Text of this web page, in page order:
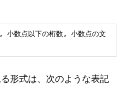
数点以下の桁数, 小数点の文
形式は、次のような表記